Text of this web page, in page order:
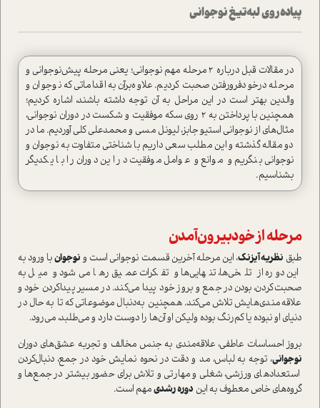
پیاده‌روی لبه‌‌تیغ نوجوانی
در مقالات قبل درباره ۲ مرحله‌ مهم نوجوانی؛ یعنی مرحله‌ پیش‌نوجوانی و
مرحله‌ درخودفرورفتن صحبت کردیم. علاوه‌برآن به اقداماتی که نوجوان و
والدین بهتر ا‌ست در این مراحل به آن توجه داشته باشند، اشاره کردیم؛
همچنین با پرداختن به ۲ روی سکه‌ موفقیت و شکست در دوران نوجوانی،
مثال‌های از نوجوانی ا‌ستیو جابز، لیونل مسی و محمد‌علی کلی آوردیم. ما در
دو مقاله گذشته و این مطلب سعی داریم با شناختی متفاوت به نوجوان و
نوجوانی بنگریم و موانع و عوامل موفقیت در این دوران را با یکدیگر
بشناسیم.
مرحله‌ از خودبیرون‌آمدن
طبق نظریه آیزنک، این مرحله آخرین قسمت نوجوانی ا‌ست ونوجوانبا ورود به
این دوره از تلخی‌ها، تنهایی‌ها و تفکرات عمیق رها می‌شود و میل به
صحبت‌کردن، بودن در جمع و بروز خود پیدا می‌کند. در مسیر پیدا‌کردن خود و
علاقه‌مندی‌هایش تلاش می‌کند. همچنین به‌دنبال موضوعاتی که تا به حال در
دنیای او نبوده یا کم‌رنگ بوده ولیکن او آن‌ها را دوست دارد و می‌طلبد، می‌رود.
بروز احساسات عاطفی، علاقه‌مندی به جنس مخالف و تجربه عشق‌های دوران
نوجوانی، توجه به لباس، مد و دقت در نحوه نمایش خود در جمع، دنبال‌کردن
ا‌ستعداد‌های ورزشی، شغلی و مهارتی و تلاش برای حضور بیشتر در جمع‌ها و
گروه‌های خاص معطوف به این دوره رشدیمهم ا‌ست.